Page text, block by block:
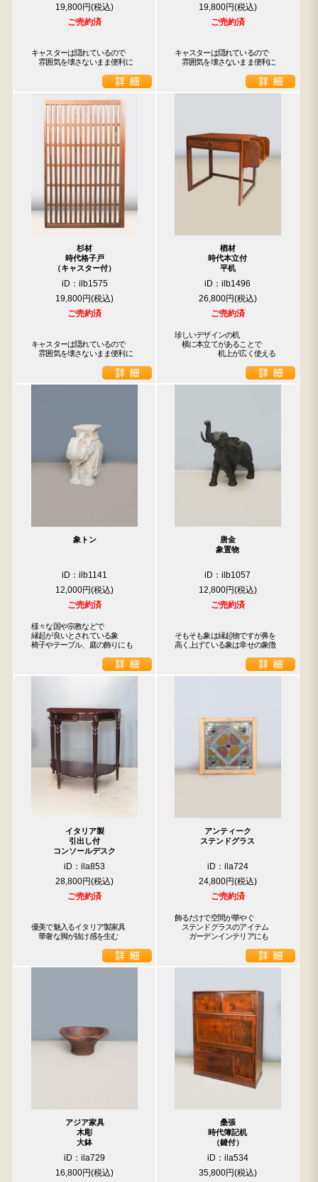
19,800円
ご売約済
キャスターは隠れているので
雰囲気を壊さないまま便利に
19,800円
ご売約済
キャスターは隠れているので
雰囲気を壊さないまま便利に
杉材
時代格子戸
（キャスター付）
iD：ilb1575
19,800円
ご売約済
キャスターは隠れているので
雰囲気を壊さないまま便利に
楢材
時代本立付
平机
iD：ilb1496
26,800円
ご売約済
珍しいデザインの机
横に本立てがあることで
机上が広く使える
象トン
iD：ilb1141
12,000円
ご売約済
様々な国や宗教などで
縁起が良いとされている象
椅子やテーブル、庭の飾りにも
唐金
象置物
iD：ilb1057
12,800円
ご売約済
そもそも象は縁起物ですが鼻を
高く上げている象は幸せの象徴
イタリア製
引出し付
コンソールデスク
iD：ila853
28,800円
ご売約済
優美で魅入るイタリア製家具
華奢な脚が抜け感を生む
アンティーク
ステンドグラス
iD：ila724
24,800円
ご売約済
飾るだけで空間が華やぐ
ステンドグラスのアイテム
ガーデンインテリアにも
アジア家具
木彫
大鉢
iD：ila729
16,800円
桑張
時代簿記机
（鍵付）
iD：ila534
35,800円